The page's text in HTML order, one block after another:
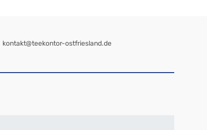
kontakt@teekontor-ostfriesland.de